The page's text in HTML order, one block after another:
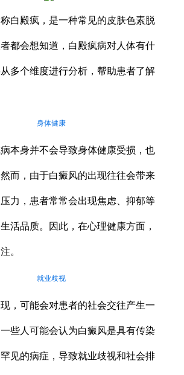
白殿疯，是一种常见的皮肤色素脱
都会想知道，白殿疯病对人体有什
多个维度进行分析，帮助患者了解
身体健康
本身并不会导致身体健康受损，也
而，由于白癜风的出现往往会带来
力，患者常常会出现焦虑、抑郁等
活品质。因此，在心理健康方面，
。
就业歧视
，可能会对患者的社会交往产生一
些人可能会认为白癜风是具有传染
见的病症，导致就业歧视和社会排